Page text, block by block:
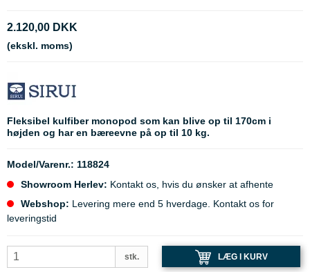
2.120,00 DKK
(ekskl. moms)
Fleksibel kulfiber monopod som kan blive op til 170cm i
højden og har en bæreevne på op til 10 kg.
Model/Varenr.: 118824
Showroom Herlev: Kontakt os, hvis du ønsker at afhente
Webshop: Levering mere end 5 hverdage. Kontakt os for
leveringstid
stk. LÆG I KURV